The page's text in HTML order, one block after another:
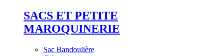
SACS ET PETITE
MAROQUINERIE
Sac Bandoulière